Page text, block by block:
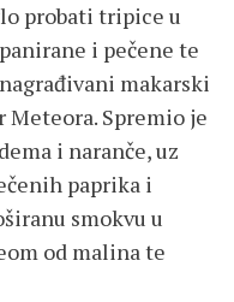
probati tripice u
i pečene te
makarski
Meteora. Spremio je
i naranče, uz
paprika i
smokvu u
od malina te